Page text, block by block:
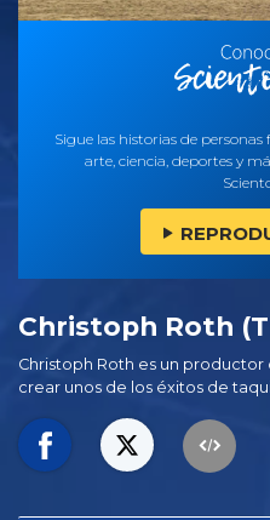
Sigue las historias de
arte, ciencia, deportes y
Christoph Roth
Christoph Roth es un productor
crear unos de los éxitos de